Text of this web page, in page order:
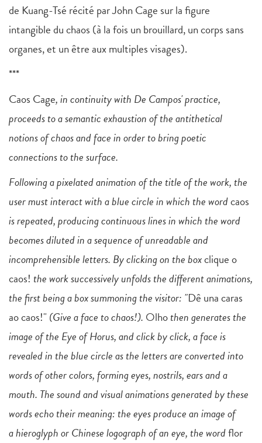
de Kuang-Tsé récité par John Cage sur la figure
intangible du chaos (à la fois un brouillard, un corps sans
organes, et un être aux multiples visages).
***
Caos Cage, in continuity with De Campos' practice,
proceeds to a semantic exhaustion of the antithetical
notions of chaos and face in order to bring poetic
connections to the surface.
Following a pixelated animation of the title of the work, the
user must interact with a blue circle in which the wordcaos
is repeated, producing continuous lines in which the word
becomes diluted in a sequence of unreadable and
incomprehensible letters. By clicking on the boxclique o
caos! the work successively unfolds the different animations,
the first being a box summoning the visitor: "Dê una caras
ao caos!" (Give a face to chaos!). Olhothen generates the
image of the Eye of Horus, and click by click, a face is
revealed in the blue circle as the letters are converted into
words of other colors, forming eyes, nostrils, ears and a
mouth. The sound and visual animations generated by these
words echo their meaning: the eyes produce an image of
a hieroglyph or Chinese logograph of an eye, the wordflor